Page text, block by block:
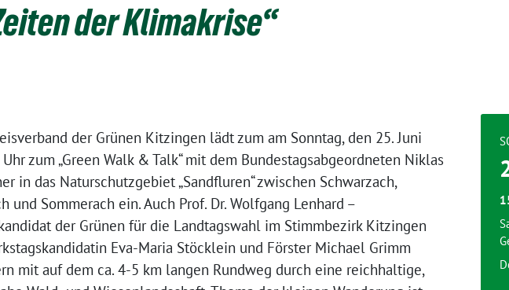
der Klimakrise“
der Grünen Kitzingen lädt zum am Sonntag, den 25. Juni
zum „Green Walk & Talk“ mit dem Bundestagsabgeordneten Niklas
in das Naturschutzgebiet „Sandfluren“ zwischen Schwarzach,
und Sommerach ein. Auch Prof. Dr. Wolfgang Lenhard –
der Grünen für die Landtagswahl im Stimmbezirk Kitzingen
Eva-Maria Stöcklein und Förster Michael Grimm
mit auf dem ca. 4-5 km langen Rundweg durch eine reichhaltige,